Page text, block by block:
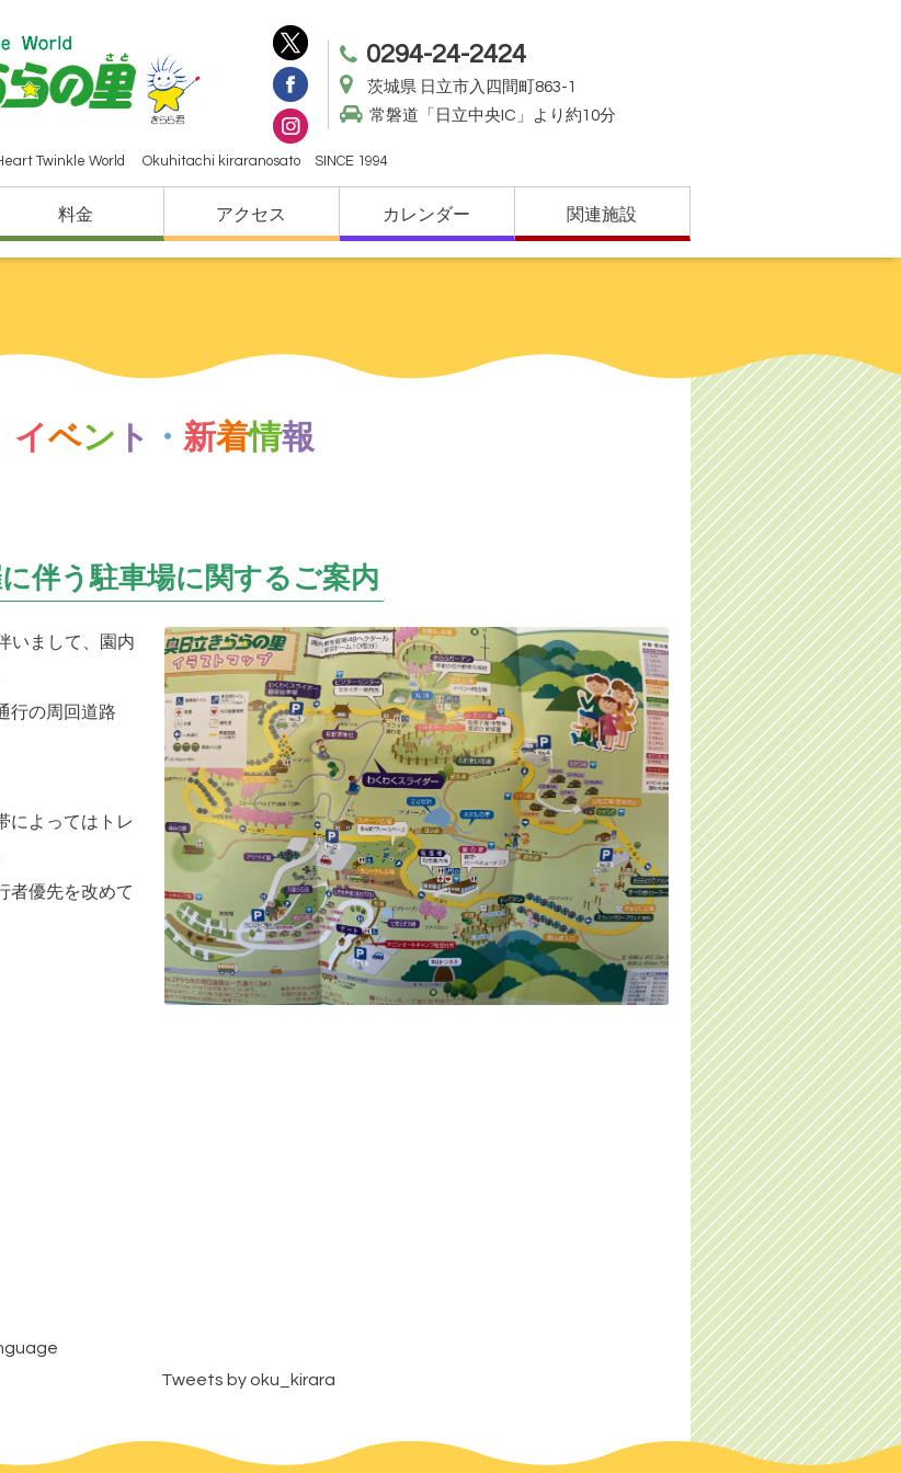
0294-24-2424
茨城県 日立市入四間町863-1
常磐道「日立中央IC」より約10分
Twinkle World Okuhitachi kiraranosato SINCE 1994
料金 アクセス カレンダー 関連施設
イベン ト ・ 新着情報
伴う駐車場に関するご案内
いまして、園内
行の周回道路
によってはトレ
者優先を改めて
Tweets by oku_kirara